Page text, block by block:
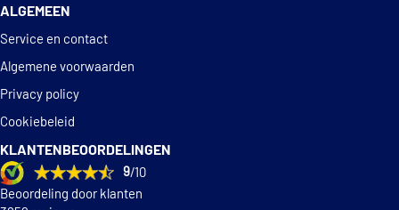
ALGEMEEN
Service en contact
Algemene voorwaarden
Privacy policy
Cookiebeleid
KLANTENBEOORDELINGEN
9/10
Beoordeling door klanten